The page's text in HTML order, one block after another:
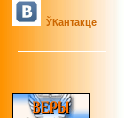
ЎКантакце